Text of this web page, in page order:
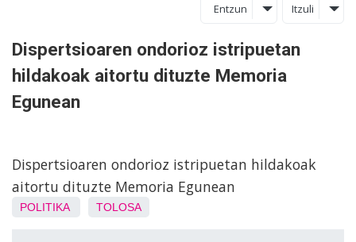
Entzun Itzuli
Dispertsioaren ondorioz istripuetan
hildakoak aitortu dituzte Memoria
Egunean
Dispertsioaren ondorioz istripuetan hildakoak
aitortu dituzte Memoria Egunean
POLITIKA TOLOSA